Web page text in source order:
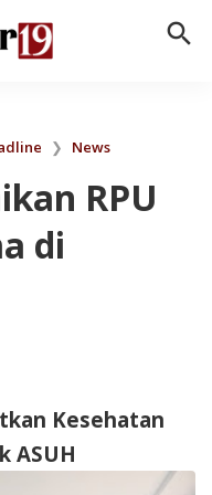
search
❯ News
RPU
di
Kesehatan
ASUH